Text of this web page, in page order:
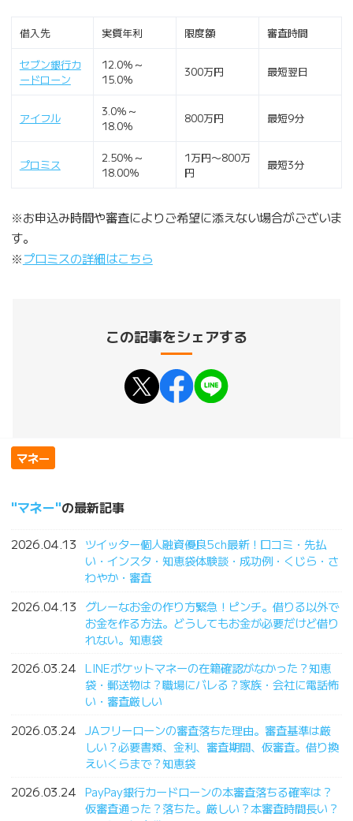
借入先 実質年利 限度額 審査時間
セブン銀行カ
ードローン
12.0％～
15.0％
300万円 最短翌日
アイフル
3.0％～
18.0％
800万円 最短9分
プロミス
2.50％～
18.00％
1万円〜800万
円
最短3分
※お申込み時間や審査によりご希望に添えない場合がございま
す。
※プロミスの詳細はこちら
この記事をシェアする
マネー
マネー の最新記事
2026.04.13
ツイッター個人融資優良5ch最新！口コミ・先払
い・インスタ・知恵袋体験談・成功例・くじら・さ
わやか・審査
2026.04.13
グレーなお金の作り方緊急！ピンチ。借りる以外で
お金を作る方法。どうしてもお金が必要だけど借り
れない。知恵袋
2026.03.24 LINEポケットマネーの在籍確認がなかった？知恵
袋・郵送物は？職場にバレる？家族・会社に電話怖
い・審査厳しい
2026.03.24 JAフリーローンの審査落ちた理由。審査基準は厳
しい？必要書類、金利、審査期間、仮審査。借り換
えいくらまで？知恵袋
2026.03.24 PayPay銀行カードローンの本審査落ちる確率は？
仮審査通った？落ちた。厳しい？本審査時間長い？